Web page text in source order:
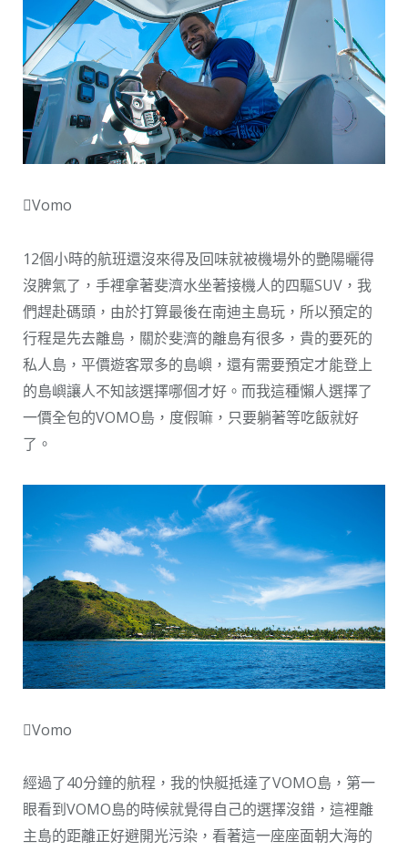
Vomo
12個小時的航班還沒來得及回味就被機場外的艷陽曬得
沒脾氣了，手裡拿著斐濟水坐著接機人的四驅SUV，我
們趕赴碼頭，由於打算最後在南迪主島玩，所以預定的
行程是先去離島，關於斐濟的離島有很多，貴的要死的
私人島，平價遊客眾多的島嶼，還有需要預定才能登上
的島嶼讓人不知該選擇哪個才好。而我這種懶人選擇了
一價全包的VOMO島，度假嘛，只要躺著等吃飯就好
了。
Vomo
經過了40分鐘的航程，我的快艇抵達了VOMO島，第一
眼看到VOMO島的時候就覺得自己的選擇沒錯，這裡離
主島的距離正好避開光污染，看著這一座座面朝大海的